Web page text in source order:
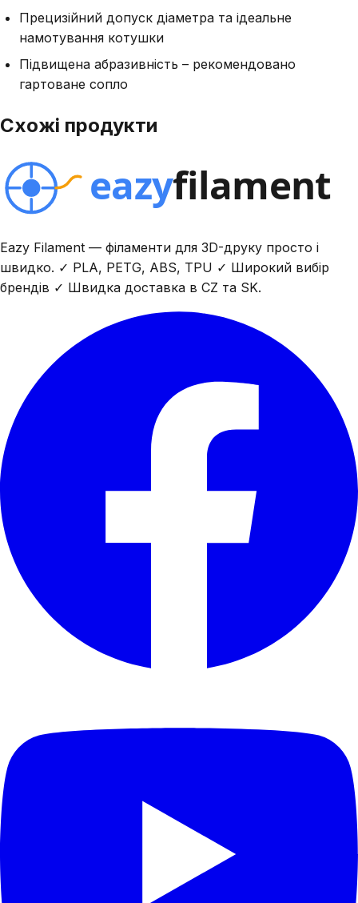
Прецизійний допуск діаметра та ідеальне
намотування котушки
Підвищена абразивність – рекомендовано
гартоване сопло
Схожі продукти
Eazy Filament — філаменти для 3D-друку просто і
швидко. ✓ PLA, PETG, ABS, TPU ✓ Широкий вибір
брендів ✓ Швидка доставка в CZ та SK.